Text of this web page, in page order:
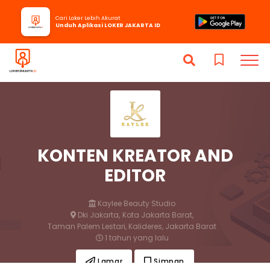
KONTEN KREATOR AND
EDITOR
Kaylee Beauty Studio
Dki Jakarta, Kota Jakarta Barat,
Taman Palem Lestari, Kalideres, Jakarta Barat
1 tahun yang lalu
Lamar Simpan
Cari Loker Lebih Akurat
Unduh Aplikasi LOKER JAKARTA ID